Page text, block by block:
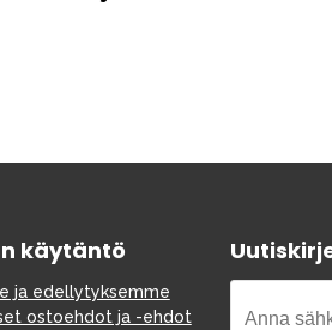
käytäntö
ja edellytyksemme
ostoehdot ja -ehdot